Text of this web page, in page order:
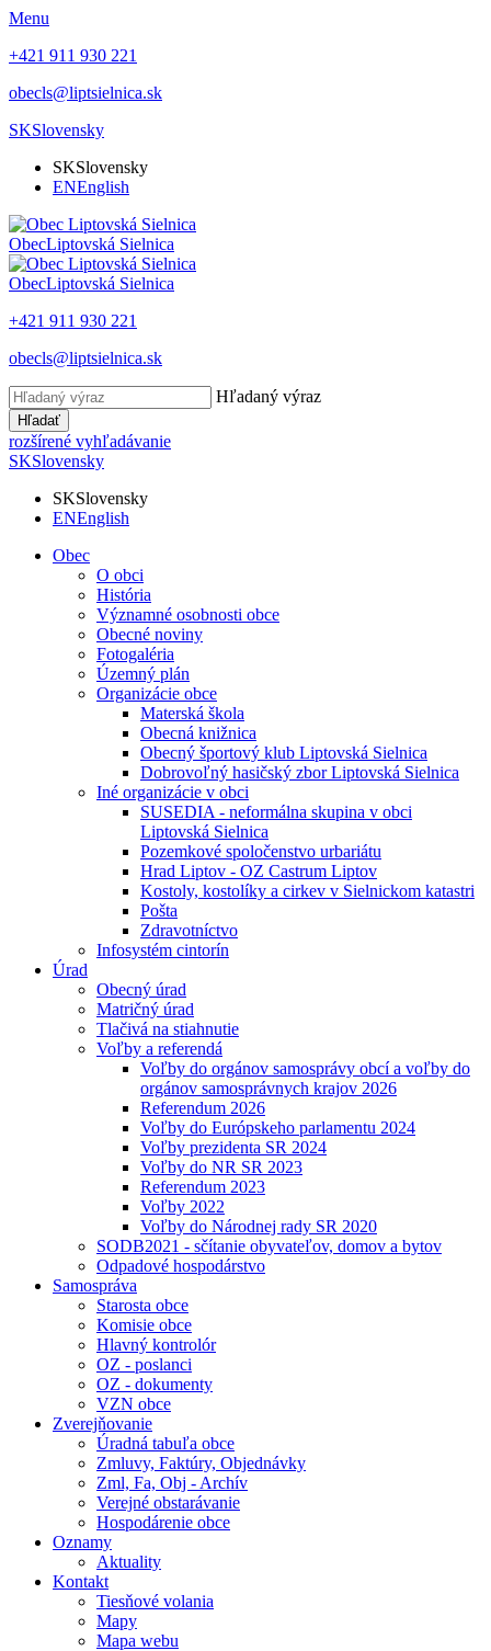
Menu
+421 911 930 221
obecls@liptsielnica.sk
SKSlovensky
SKSlovensky
ENEnglish
ObecLiptovská Sielnica
ObecLiptovská Sielnica
+421 911 930 221
obecls@liptsielnica.sk
Hľadaný výraz
Hľadať
rozšírené vyhľadávanie
SKSlovensky
SKSlovensky
ENEnglish
Obec
O obci
História
Významné osobnosti obce
Obecné noviny
Fotogaléria
Územný plán
Organizácie obce
Materská škola
Obecná knižnica
Obecný športový klub Liptovská Sielnica
Dobrovoľný hasičský zbor Liptovská Sielnica
Iné organizácie v obci
SUSEDIA - neformálna skupina v obci
Liptovská Sielnica
Pozemkové spoločenstvo urbariátu
Hrad Liptov - OZ Castrum Liptov
Kostoly, kostolíky a cirkev v Sielnickom katastri
Pošta
Zdravotníctvo
Infosystém cintorín
Úrad
Obecný úrad
Matričný úrad
Tlačivá na stiahnutie
Voľby a referendá
Voľby do orgánov samosprávy obcí a voľby do
orgánov samosprávnych krajov 2026
Referendum 2026
Voľby do Európskeho parlamentu 2024
Voľby prezidenta SR 2024
Voľby do NR SR 2023
Referendum 2023
Voľby 2022
Voľby do Národnej rady SR 2020
SODB2021 - sčítanie obyvateľov, domov a bytov
Odpadové hospodárstvo
Samospráva
Starosta obce
Komisie obce
Hlavný kontrolór
OZ - poslanci
OZ - dokumenty
VZN obce
Zverejňovanie
Úradná tabuľa obce
Zmluvy, Faktúry, Objednávky
Zml, Fa, Obj - Archív
Verejné obstarávanie
Hospodárenie obce
Oznamy
Aktuality
Kontakt
Tiesňové volania
Mapy
Mapa webu